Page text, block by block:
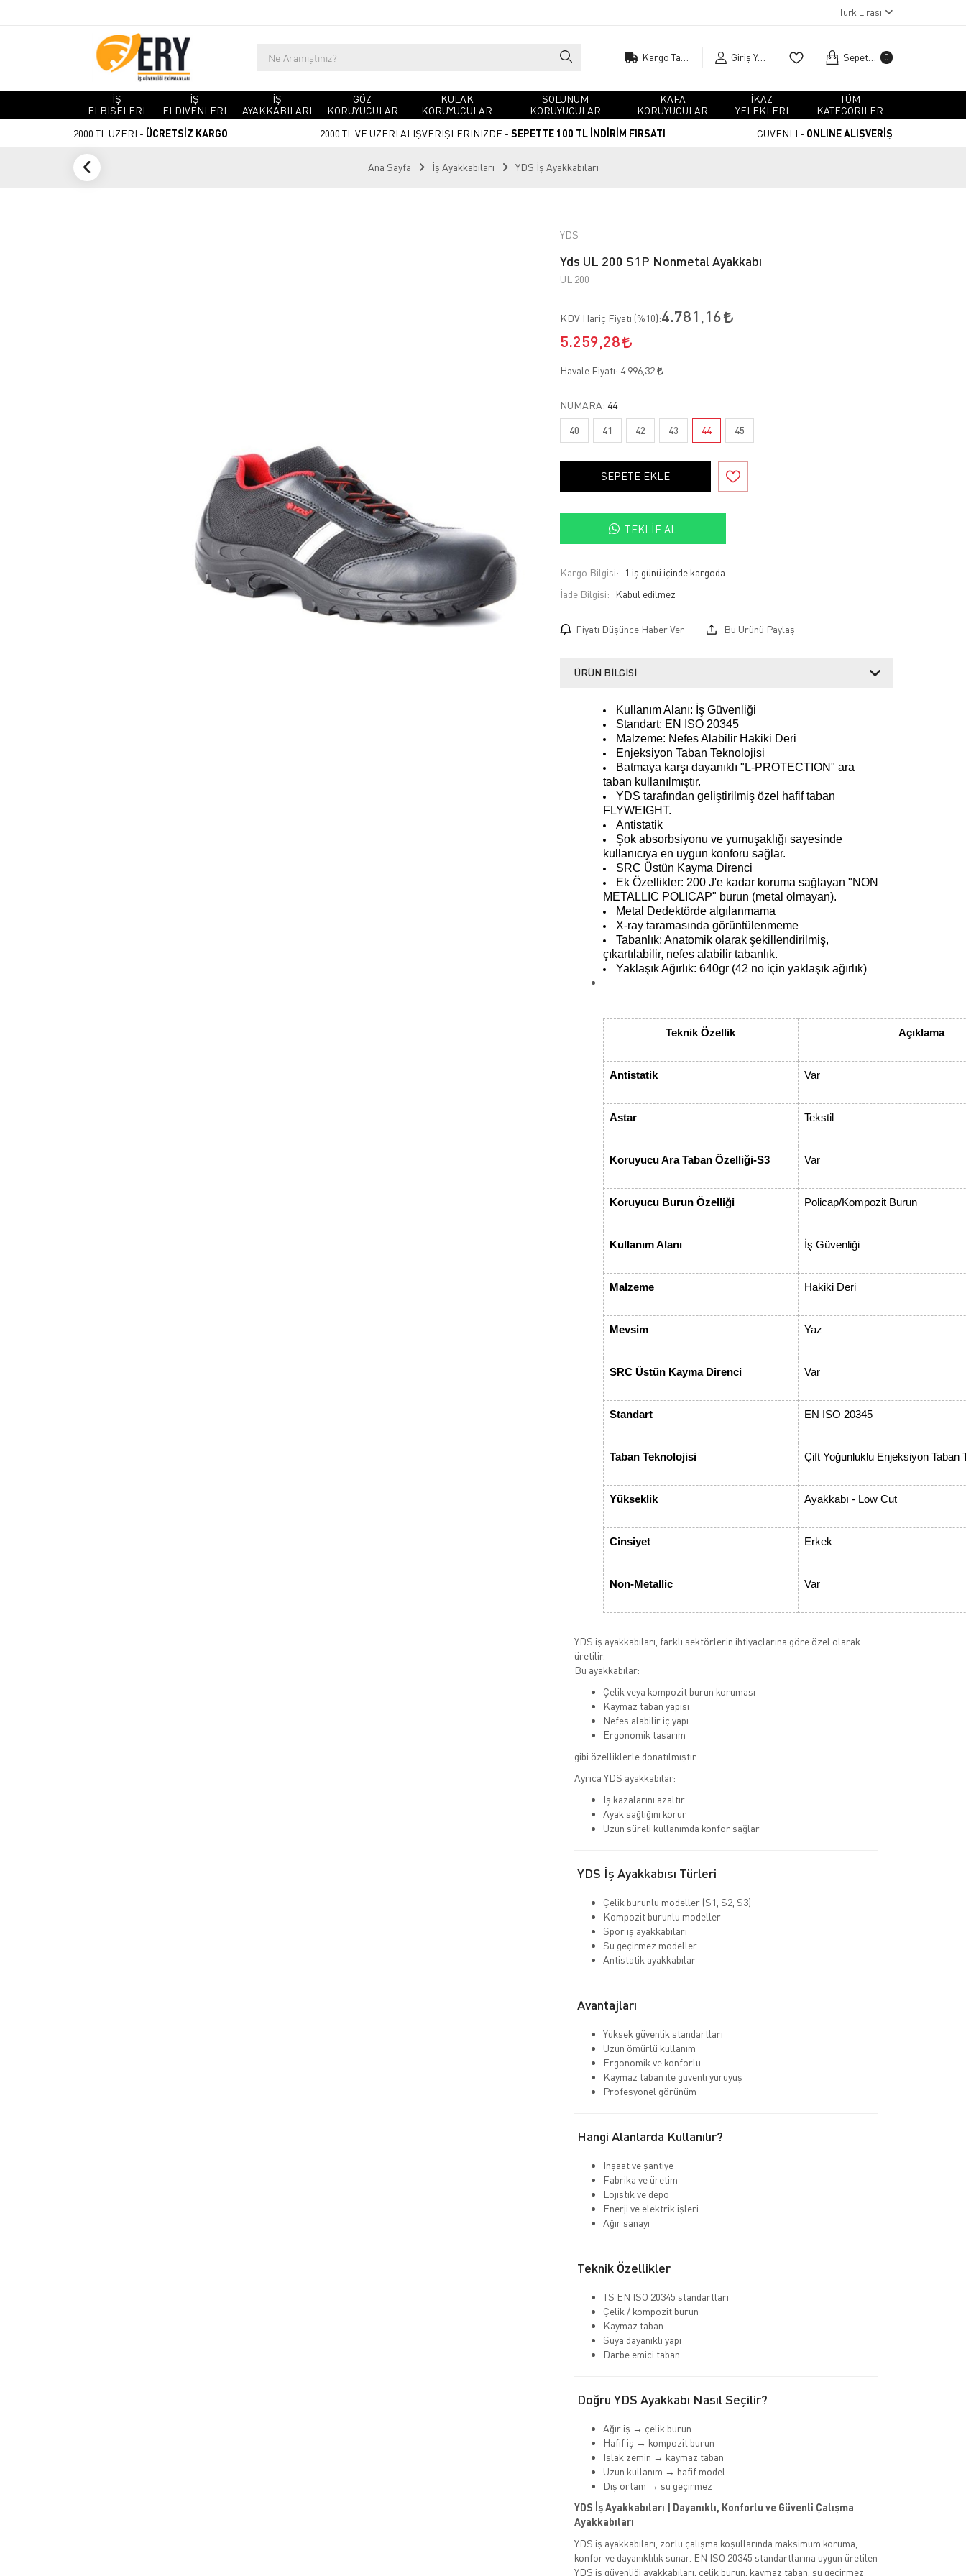
Türk Lirası
Giriş Yap Sepetim 0
İŞ
ELBİSELERİ
İŞ
ELDİVENLERİ
İŞ
AYAKKABILARI
GÖZ
KORUYUCULAR
KULAK
KORUYUCULAR
SOLUNUM
KORUYUCULAR
KAFA
KORUYUCULAR
İKAZ
YELEKLERİ
TÜM
KATEGORİLER
2000 TL ÜZERİ - ÜCRETSİZ KARGO 2000 TL VE ÜZERİ ALIŞVERİŞLERİNİZDE - SEPETTE 100 TL İNDİRİM FIRSATI GÜVENLİ - ONLINE ALIŞVERİŞ
Ana Sayfa İş Ayakkabıları YDS İş Ayakkabıları
YDS
Yds UL 200 S1P Nonmetal Ayakkabı
UL 200
KDV Hariç Fiyatı (%10):4.781,16
5.259,28
Havale Fiyatı: 4.996,32
NUMARA: 44
40 41 42 43 44 45
SEPETE EKLE
TEKLIF AL
Kargo Bilgisi:
1 iş günü içinde kargoda
İade Bilgisi:
Fiyatı Düşünce Haber Ver Bu Ürünü Paylaş
ÜRÜN BILGISI
Kullanım Alanı: İş Güvenliği
Standart: EN ISO 20345
Malzeme: Nefes Alabilir Hakiki Deri
Enjeksiyon Taban Teknolojisi
Batmaya karşı dayanıklı "L-PROTECTION" ara
taban kullanılmıştır.
YDS tarafından geliştirilmiş özel hafif taban
FLYWEIGHT.
Antistatik
Şok absorbsiyonu ve yumuşaklığı sayesinde
kullanıcıya en uygun konforu sağlar.
SRC Üstün Kayma Direnci
Ek Özellikler: 200 J'e kadar koruma sağlayan "NON
METALLIC POLICAP" burun (metal olmayan).
Metal Dedektörde algılanmama
X-ray taramasında görüntülenmeme
Tabanlık: Anatomik olarak şekillendirilmiş,
çıkartılabilir, nefes alabilir tabanlık.
Yaklaşık Ağırlık: 640gr (42 no için yaklaşık ağırlık)
Teknik Özellik Açıklama
Antistatik Var
Astar Tekstil
Koruyucu Ara Taban Özelliği-S3 Var
Koruyucu Burun Özelliği Policap/Kompozit Burun
Kullanım Alanı İş Güvenliği
Malzeme Hakiki Deri
Mevsim Yaz
SRC Üstün Kayma Direnci Var
Standart EN ISO 20345
Taban Teknolojisi Çift Yoğunluklu Enjeksiyon Taban
Yükseklik Ayakkabı - Low Cut
Cinsiyet Erkek
Non-Metallic Var
YDS iş ayakkabıları, farklı sektörlerin ihtiyaçlarına göre özel olarak
üretilir.
Bu ayakkabılar:
Çelik veya kompozit burun koruması
Kaymaz taban yapısı
Nefes alabilir iç yapı
Ergonomik tasarım
gibi özelliklerle donatılmıştır.
Ayrıca YDS ayakkabılar:
İş kazalarını azaltır
Ayak sağlığını korur
Uzun süreli kullanımda konfor sağlar
YDS İş Ayakkabısı Türleri
Çelik burunlu modeller (S1, S2, S3)
Kompozit burunlu modeller
Spor iş ayakkabıları
Su geçirmez modeller
Antistatik ayakkabılar
Avantajları
Yüksek güvenlik standartları
Uzun ömürlü kullanım
Ergonomik ve konforlu
Kaymaz taban ile güvenli yürüyüş
Profesyonel görünüm
Hangi Alanlarda Kullanılır?
İnşaat ve şantiye
Fabrika ve üretim
Lojistik ve depo
Enerji ve elektrik işleri
Ağır sanayi
Teknik Özellikler
TS EN ISO 20345 standartları
Çelik / kompozit burun
Kaymaz taban
Suya dayanıklı yapı
Darbe emici taban
Doğru YDS Ayakkabı Nasıl Seçilir?
Ağır iş → çelik burun
Hafif iş → kompozit burun
Islak zemin → kaymaz taban
Uzun kullanım → hafif model
Dış ortam → su geçirmez
YDS İş Ayakkabıları | Dayanıklı, Konforlu ve Güvenli Çalışma
Ayakkabıları
YDS iş ayakkabıları, zorlu çalışma koşullarında maksimum koruma,
konfor ve dayanıklılık sunar. EN ISO 20345 standartlarına uygun üretilen
YDS iş güvenliği ayakkabıları, çelik burun, kaymaz taban, su geçirmez